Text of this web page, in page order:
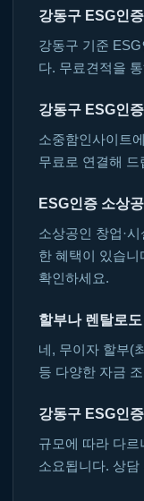
강동구 ESG인
강동구 기준
다. 무료견적을
강동구 ESG인
소중함인사이트
무료로 연결해
ESG인증 소상
소상공인 창업·
한 혜택이 있습
확인하세요.
할부나 렌탈로
네, 무이자 할부(
등 다양한 자금
강동구 ESG인
규모에 따라 다
소요됩니다. 상